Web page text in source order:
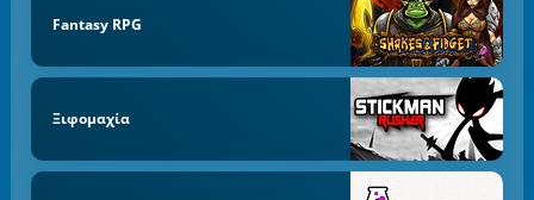
Fantasy RPG
Ξιφομαχία